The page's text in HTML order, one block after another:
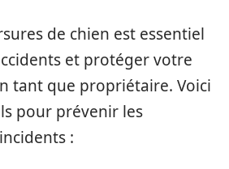
de chien est essentiel
et protéger votre
tant que propriétaire. Voici
pour prévenir les
: